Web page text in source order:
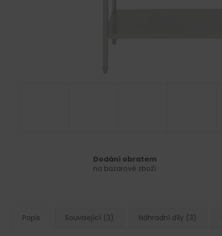
Dodání obratem
na bazarové zboží
Popis Související (3) Náhradní díly (3)